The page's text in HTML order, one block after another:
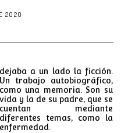
2020
dejaba a un lado la ficción.
Un trabajo autobiográfico,
como una memoria. Son su
vida y la de su padre, que se
cuentan mediante
diferentes temas, como la
enfermedad.